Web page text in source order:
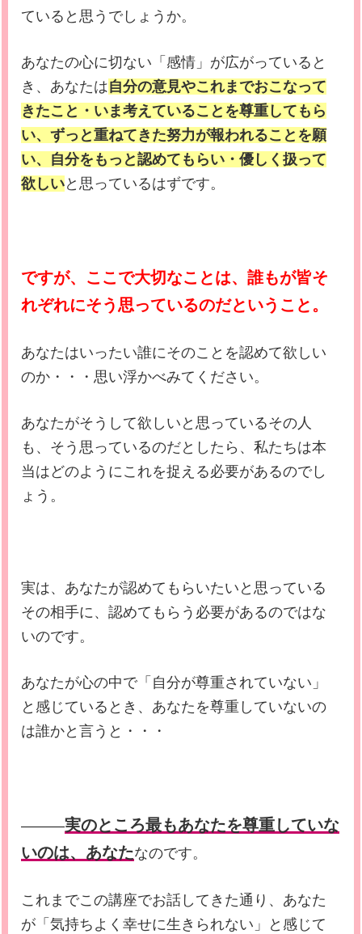
ていると思うでしょうか。
あなたの心に切ない「感情」が広がっていると
き、あなたは自分の意見やこれまでおこなって
きたこと・いま考えていることを尊重してもら
い、ずっと重ねてきた努力が報われることを願
い、自分をもっと認めてもらい・優しく扱って
欲しいと思っているはずです。
ですが、ここで大切なことは、誰もが皆そ
れぞれにそう思っているのだということ。
あなたはいったい誰にそのことを認めて欲しい
のか・・・思い浮かべみてください。
あなたがそうして欲しいと思っているその人
も、そう思っているのだとしたら、私たちは本
当はどのようにこれを捉える必要があるのでし
ょう。
実は、あなたが認めてもらいたいと思っている
その相手に、認めてもらう必要があるのではな
いのです。
あなたが心の中で「自分が尊重されていない」
と感じているとき、 あなたを尊重していないの
は誰かと言うと・・・
―――実のところ最もあなたを尊重していな
いのは、あなたなのです。
これまでこの講座でお話してきた通り、あなた
が「気持ちよく幸せに生きられない」と感じて